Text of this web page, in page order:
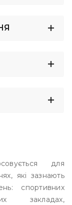
для
які зазнають
спортивних
закладах,